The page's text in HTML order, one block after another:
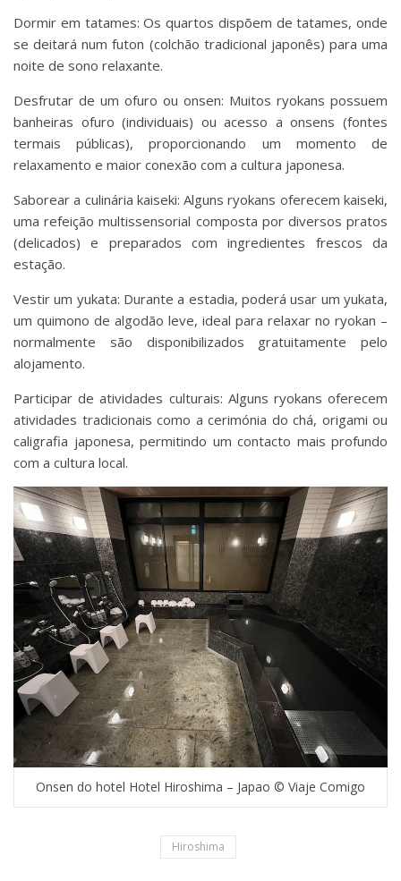
Dormir em tatames: Os quartos dispõem de tatames, onde
se deitará num futon (colchão tradicional japonês) para uma
noite de sono relaxante.
Desfrutar de um ofuro ou onsen: Muitos ryokans possuem
banheiras ofuro (individuais) ou acesso a onsens (fontes
termais públicas), proporcionando um momento de
relaxamento e maior conexão com a cultura japonesa.
Saborear a culinária kaiseki: Alguns ryokans oferecem kaiseki,
uma refeição multissensorial composta por diversos pratos
(delicados) e preparados com ingredientes frescos da
estação.
Vestir um yukata: Durante a estadia, poderá usar um yukata,
um quimono de algodão leve, ideal para relaxar no ryokan –
normalmente são disponibilizados gratuitamente pelo
alojamento.
Participar de atividades culturais: Alguns ryokans oferecem
atividades tradicionais como a cerimónia do chá, origami ou
caligrafia japonesa, permitindo um contacto mais profundo
com a cultura local.
Onsen do hotel Hotel Hiroshima – Japao © Viaje Comigo
Hiroshima